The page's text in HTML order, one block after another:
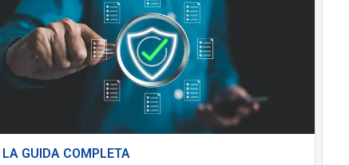
LA GUIDA COMPLETA